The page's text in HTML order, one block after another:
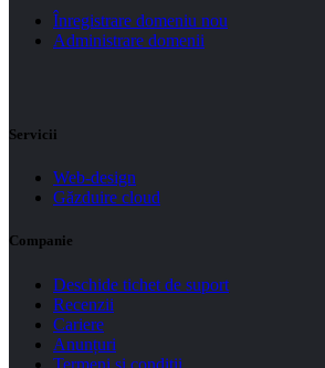
Înregistrare domeniu nou
Administrare domenii
Servicii
Web-design
Găzduire cloud
Companie
Deschide tichet de suport
Recenzii
Cariere
Anunțuri
Termeni și condiții